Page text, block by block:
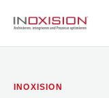
INOXISION